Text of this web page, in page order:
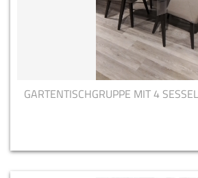
GARTENTISCHGRUPPE MIT 4 SESSEL